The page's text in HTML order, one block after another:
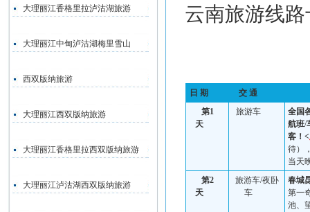
大理丽江香格里拉泸沽湖旅游
大理丽江中甸泸沽湖梅里雪山
西双版纳旅游
大理丽江西双版纳旅游
大理丽江香格里拉西双版纳旅游
大理丽江泸沽湖西双版纳旅游
云南旅游线
日 期
交 通
第1
天
旅游车
全国
航班/
客！<
待）
当天
第2
天
旅游车/夜卧
车
春城
第一
池、